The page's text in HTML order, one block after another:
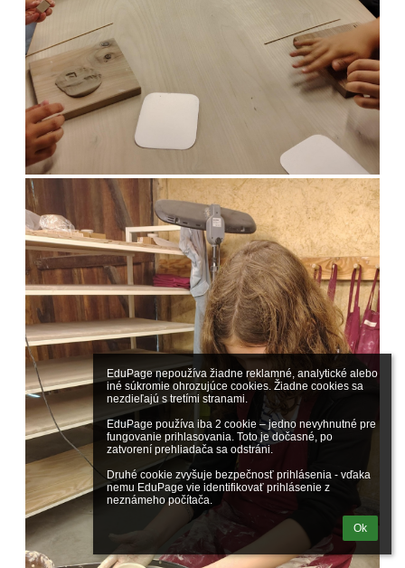
EduPage nepoužíva žiadne reklamné, analytické alebo
iné súkromie ohrozujúce cookies. Žiadne cookies sa
nezdieľajú s tretími stranami.
EduPage používa iba 2 cookie – jedno nevyhnutné pre
fungovanie prihlasovania. Toto je dočasné, po
zatvorení prehliadača sa odstráni.
Druhé cookie zvyšuje bezpečnosť prihlásenia - vďaka
nemu EduPage vie identifikovať prihlásenie z
neznámeho počítača.
Ok